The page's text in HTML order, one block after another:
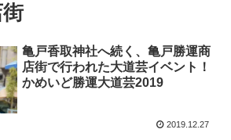
亀戸香取神社へ続く、亀戸勝運商
店街で行われた大道芸イベント！
かめいど勝運大道芸2019
2019.12.27